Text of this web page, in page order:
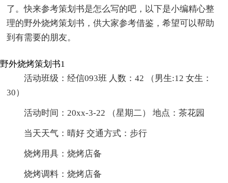
了。快来参考策划书是怎么写的吧，以下是小编精心整
理的野外烧烤策划书，供大家参考借鉴，希望可以帮助
到有需要的朋友。
野外烧烤策划书1
活动班级：经信093班 人数：42 （男生:12 女生：
30）
活动时间：20xx-3-22 （星期二） 地点：茶花园
当天天气：晴好 交通方式：步行
烧烤用具：烧烤店备
烧烤调料：烧烤店备